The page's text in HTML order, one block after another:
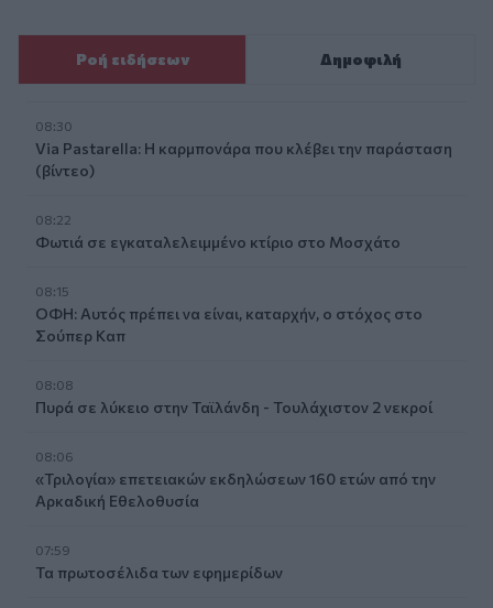
Ροή ειδήσεων Δημοφιλή
08:30
Via Pastarella: Η καρμπονάρα που κλέβει την παράσταση
(βίντεο)
08:22
Φωτιά σε εγκαταλελειμμένο κτίριο στο Μοσχάτο
08:15
ΟΦΗ: Αυτός πρέπει να είναι, καταρχήν, ο στόχος στο
Σούπερ Καπ
08:08
Πυρά σε λύκειο στην Ταϊλάνδη - Τουλάχιστον 2 νεκροί
08:06
«Τριλογία» επετειακών εκδηλώσεων 160 ετών από την
Αρκαδική Εθελοθυσία
07:59
Τα πρωτοσέλιδα των εφημερίδων